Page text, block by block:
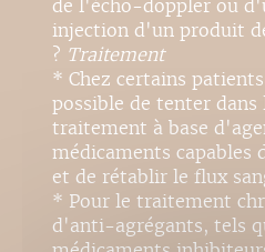
de l'écho-doppler ou
injection d'un produit
? Traitement
* Chez certains
possible de tenter
traitement à base
médicaments capables
et de rétablir le flux
* Pour le traitement
d'anti-agrégants, tels